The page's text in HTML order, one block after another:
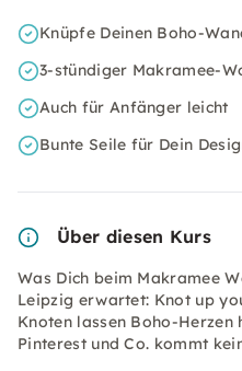
Knüpfe Deinen Boho-
3-stündiger Makramee-
Auch für Anfänger leicht
Bunte Seile für Dein
Über diesen Kurs
Was Dich beim Makramee
Leipzig erwartet: Knot up
Knoten lassen Boho-Herzen
Pinterest und Co. kommt